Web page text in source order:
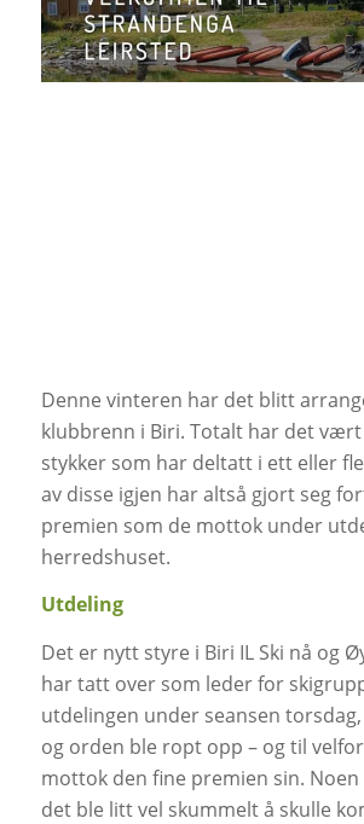
Denne vinteren har det blitt
klubbrenn i Biri. Totalt har det
stykker som har deltatt i ett eller
av disse igjen har altså gjort seg
premien som de mottok under
herredshuset.
Utdeling
Det er nytt styre i Biri IL Ski nå og
har tatt over som leder for
utdelingen under seansen
og orden ble ropt opp – og til
mottok den fine premien sin. Noen
det ble litt vel skummelt å skulle